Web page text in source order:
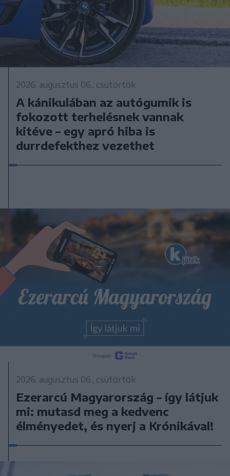
2026. augusztus 06., csütörtök
A kánikulában az autógumik is
fokozott terhelésnek vannak
kitéve – egy apró hiba is
durrdefekthez vezethet
2026. augusztus 06., csütörtök
Ezerarcú Magyarország – így látjuk
mi: mutasd meg a kedvenc
élményedet, és nyerj a Krónikával!